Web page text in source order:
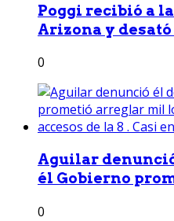
Poggi recibió a
Arizona y
0
Aguilar
él Gobierno
0